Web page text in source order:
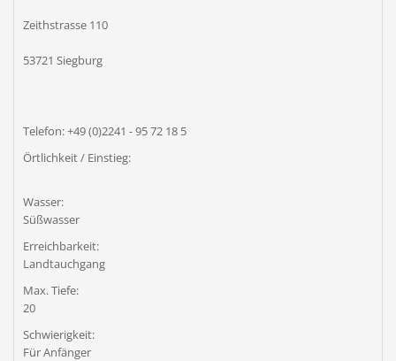
Zeithstrasse 110
53721 Siegburg
Telefon: +49 (0)2241 - 95 72 18 5
Örtlichkeit / Einstieg:
Wasser:
Süßwasser
Erreichbarkeit:
Landtauchgang
Max. Tiefe:
20
Schwierigkeit:
Für Anfänger